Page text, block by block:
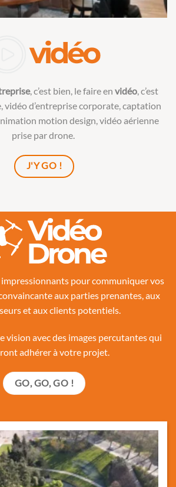
, c’est bien, le faire en vidéo, c’est
vidéo d’entreprise corporate,captation
motion design, vidéo aérienne
prise par drone.
J'Y GO !
impressionnants pour communiquer vos
aux parties prenantes, aux
et aux clients potentiels.
avec des images percutantes qui
adhérer à votre projet.
GO, GO, GO !